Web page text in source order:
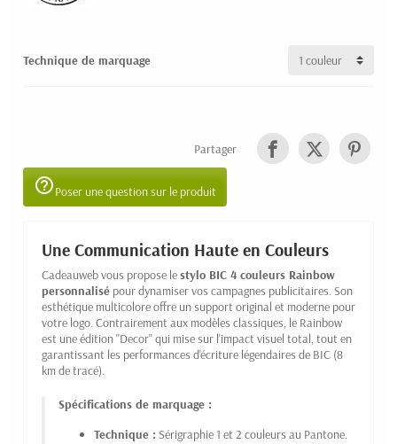
Technique de marquage
Partager
help_outlinePoser une question sur le produit
Une Communication Haute en Couleurs
Cadeauweb vous propose lestylo BIC 4 couleurs Rainbow
personnalisé pour dynamiser vos campagnes publicitaires. Son
esthétique multicolore offre un support original et moderne pour
votre logo. Contrairement aux modèles classiques, le Rainbow
est une édition "Decor" qui mise sur l'impact visuel total, tout en
garantissant les performances d'écriture légendaires de BIC (8
km de tracé).
Spécifications de marquage :
Technique : Sérigraphie 1 et 2 couleurs au Pantone.